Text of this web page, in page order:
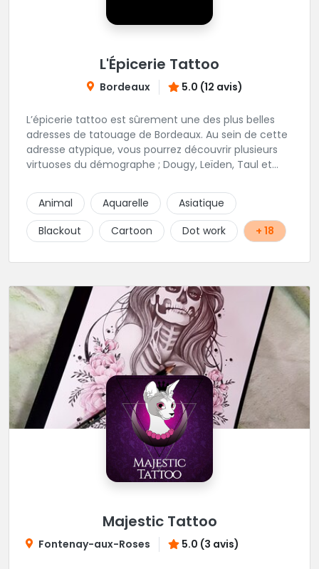
L'Épicerie Tattoo
Bordeaux 5.0 (12 avis)
L’épicerie tattoo est sûrement une des plus belles
adresses de tatouage de Bordeaux. Au sein de cette
adresse atypique, vous pourrez découvrir plusieurs
virtuoses du démographe ; Dougy, Leïden, Taul et
enfant et sympathique, vous pourrez demander
conseil pour votre tattoo. N'hésitez plus une seconde
pour rencontrer cette belle équipe !
Animal Aquarelle
Asiatique
Blackout
Cartoon Dot work + 18
Majestic Tattoo
Fontenay-aux-Roses 5.0 (3 avis)